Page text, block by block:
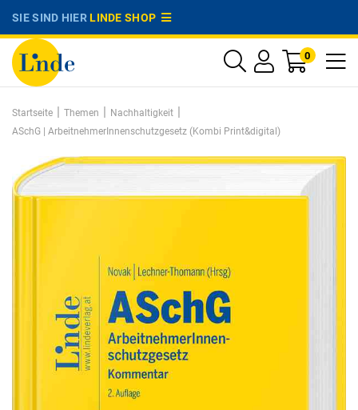
SIE SIND HIERLINDE SHOP
0
Startseite | Themen | Nachhaltigkeit |
ASchG | ArbeitnehmerInnenschutzgesetz (Kombi Print&digital)